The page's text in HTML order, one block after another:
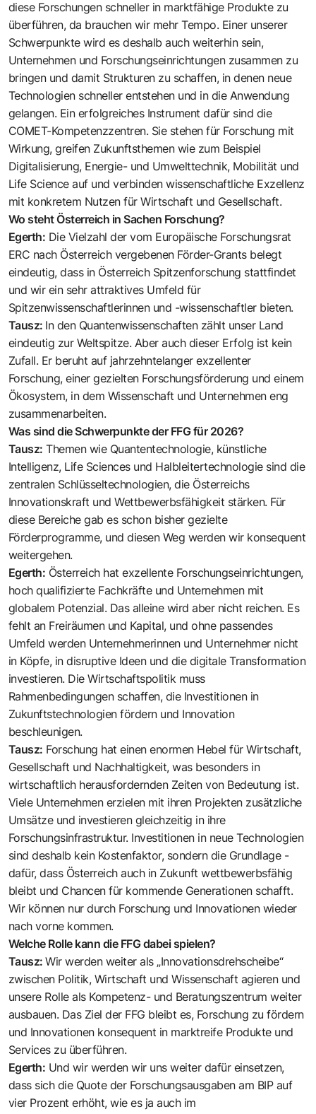
diese Forschungen schneller in marktfähige Produkte zu
überführen, da brauchen wir mehr Tempo. Einer unserer
Schwerpunkte wird es deshalb auch weiterhin sein,
Unternehmen und Forschungseinrichtungen zusammen zu
bringen und damit Strukturen zu schaffen, in denen neue
Technologien schneller entstehen und in die Anwendung
gelangen. Ein erfolgreiches Instrument dafür sind die
COMET-Kompetenzzentren. Sie stehen für Forschung mit
Wirkung, greifen Zukunftsthemen wie zum Beispiel
Digitalisierung, Energie- und Umwelttechnik, Mobilität und
Life Science auf und verbinden wissenschaftliche Exzellenz
mit konkretem Nutzen für Wirtschaft und Gesellschaft.
Wo steht Österreich in Sachen Forschung?
Egerth: Die Vielzahl der vom Europäische Forschungsrat
ERC nach Österreich vergebenen Förder-Grants belegt
eindeutig, dass in Österreich Spitzenforschung stattfindet
und wir ein sehr attraktives Umfeld für
Spitzenwissenschaftlerinnen und -wissenschaftler bieten.
Tausz: In den Quantenwissenschaften zählt unser Land
eindeutig zur Weltspitze. Aber auch dieser Erfolg ist kein
Zufall. Er beruht auf jahrzehntelanger exzellenter
Forschung, einer gezielten Forschungsförderung und einem
Ökosystem, in dem Wissenschaft und Unternehmen eng
zusammenarbeiten.
Was sind die Schwerpunkte der FFG für 2026?
Tausz: Themen wie Quantentechnologie, künstliche
Intelligenz, Life Sciences und Halbleitertechnologie sind die
zentralen Schlüsseltechnologien, die Österreichs
Innovationskraft und Wettbewerbsfähigkeit stärken. Für
diese Be­reiche gab es schon bisher gezielte
Förderprogramme, und diesen Weg werden wir konsequent
weitergehen.
Egerth: Österreich hat exzellente Forschungseinrichtungen,
hoch qualifizierte Fachkräfte und Unternehmen mit
globalem Potenzial. Das alleine wird aber nicht reichen. Es
fehlt an Freiräumen und Kapital, und ohne passendes
Umfeld werden Unternehmerinnen und Unternehmer nicht
in ­Köpfe, in disruptive Ideen und die digitale Transformation
investieren. Die Wirtschaftspolitik muss
Rahmenbedingungen schaffen, die Investitionen in
Zukunftstechnologien fördern und ­Innovation
beschleunigen.
Tausz: Forschung hat einen enormen Hebel für Wirtschaft,
Gesellschaft und Nachhaltigkeit, was besonders in
wirtschaftlich herausfordernden Zeiten von Bedeutung ist.
Viele Unternehmen erzielen mit ihren Projekten zusätzliche
Umsätze und investieren gleichzeitig in ihre
Forschungsinfrastruktur. Investitionen in neue Technologien
sind deshalb kein Kostenfaktor, sondern die Grundlage ­
dafür, dass Österreich auch in Zukunft wettbewerbsfähig
bleibt und Chancen für kommende Generationen schafft.
Wir können nur durch Forschung und Innovationen wieder
nach vorne kommen.
Welche Rolle kann die FFG dabei spielen?
Tausz:Wir werden weiter als „Innovationsdrehscheibe“
zwischen Politik, Wirtschaft und Wissenschaft agieren und
unsere Rolle als Kompetenz- und Beratungszentrum weiter
ausbauen. Das Ziel der FFG bleibt es, Forschung zu fördern
und Innovationen konsequent in marktreife Produkte und
Services zu überführen.
Egerth: Und wir werden wir uns weiter dafür einsetzen,
dass sich die Quote der Forschungsausgaben am BIP auf
vier Prozent erhöht, wie es ja auch im